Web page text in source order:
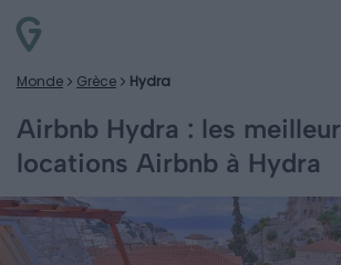
Monde Grèce Hydra
Airbnb Hydra : les
locations Airbnb à Hydra